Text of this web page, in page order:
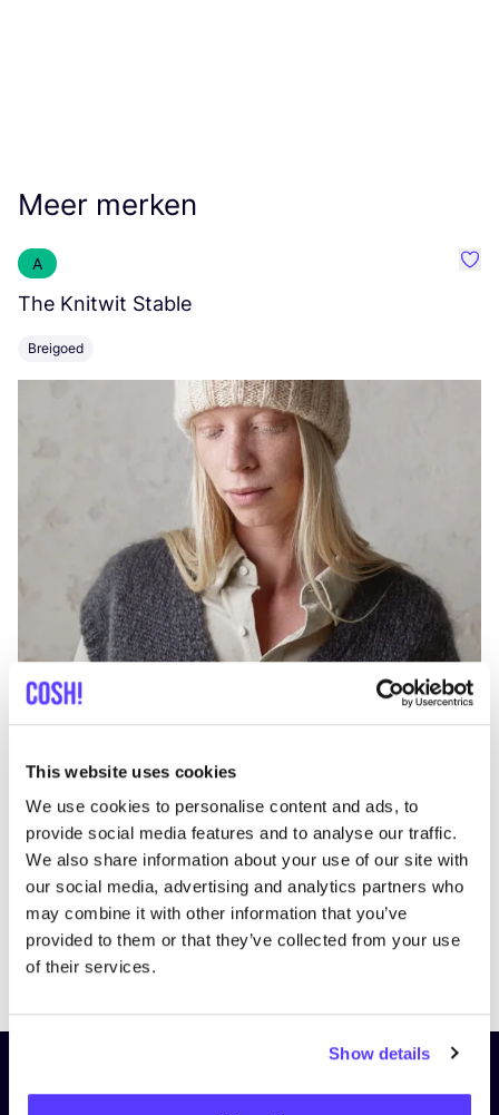
This website uses cookies
We use cookies to personalise content and ads, to
provide social media features and to analyse our traffic.
We also share information about your use of our site with
our social media, advertising and analytics partners who
may combine it with other information that you’ve
provided to them or that they’ve collected from your use
of their services.
Show details
Meer merken
A
The Knitwit Stable
Breigoed